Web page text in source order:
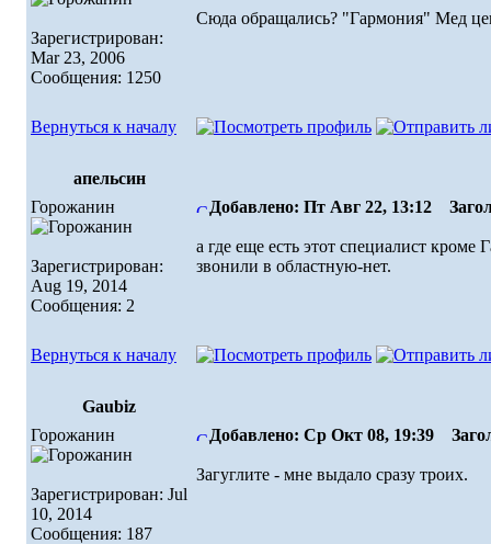
Зарегистрирован:
Mar 23, 2006
Сообщения: 1250
Сюда обращались? "Гармония" Мед
Вернуться к началу
апельсин
Горожанин
Зарегистрирован:
Aug 19, 2014
Сообщения: 2
Добавлено: Пт Авг 22, 13:12
а где еще есть этот специалист кроме
звонили в областную-нет.
Вернуться к началу
Gaubiz
Горожанин
Зарегистрирован: Jul
10, 2014
Сообщения: 187
Добавлено: Ср Окт 08, 19:39
Загуглите - мне выдало сразу троих.